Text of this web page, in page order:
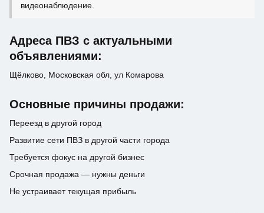
видеонаблюдение.
Адреса ПВЗ с актуальными
объявлениями:
Щёлково, Московская обл, ул Комарова
Основные причины продажи:
Переезд в другой город
Развитие сети ПВЗ в другой части города
Требуется фокус на другой бизнес
Срочная продажа — нужны деньги
Не устраивает текущая прибыль